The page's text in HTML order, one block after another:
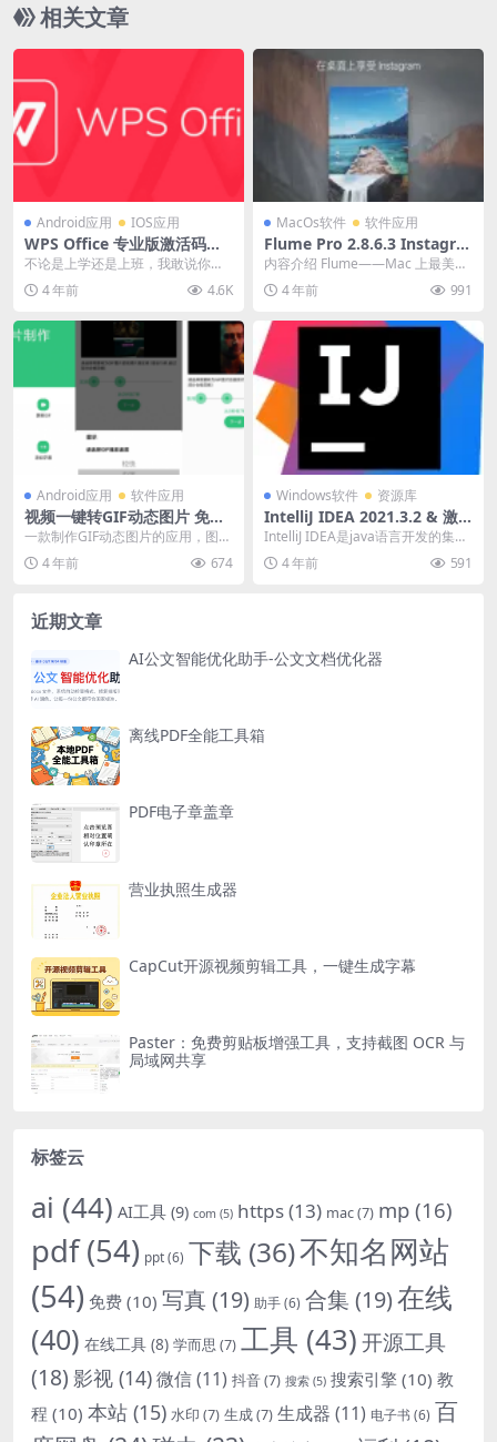
相关文章
Android应用 IOS应用
WPS Office 专业版激活码，
永久免费使用VIP功能，无广
告简洁
不论是上学还是上班，我敢说你都
离不开world、PPT、表格、PDF，
懂得都懂~...
4 年前 4.6K
MacOs软件 软件应用
Flume Pro 2.8.6.3 Instagra
m客户端
内容介绍 Flume——Mac 上最美
观、最强大的 Instagram 客户
端。...4 年前 991
Android应用 软件应用
视频一键转GIF动态图片 免费
解锁绿化版
一款制作GIF动态图片的应用，图片
转GIF动图、相机录像制作GIF动
图、视频转G...
4 年前 674
Windows软件 资源库
IntelliJ IDEA 2021.3.2 & 激
活工具
IntelliJ IDEA是java语言开发的集成
环境，是在业界被公认为最好的j...
4 年前 591
近期文章
AI公文智能优化助手-公文文档优化器
离线PDF全能工具箱
PDF电子章盖章
营业执照生成器
CapCut开源视频剪辑工具，一键生成字幕
Paster：免费剪贴板增强工具，支持截图 OCR 与
局域网共享
标签云
ai (44) AI工具 (9) com (5) https(13) mac(7) mp (16)
pdf(54) ppt(6) 下载 (36)不知名网站
(54) 免费 (10) 写真 (19) 助手(6) 合集 (19)在线
(40) 在线工具 (8) 学而思 (7) 工具 (43)开源工具
(18) 影视 (14)微信(11) 抖音(7) 搜索 (5) 搜索引擎 (10) 教
程 (10) 本站 (15) 水印 (7) 生成(7) 生成器 (11) 电子书(6) 百